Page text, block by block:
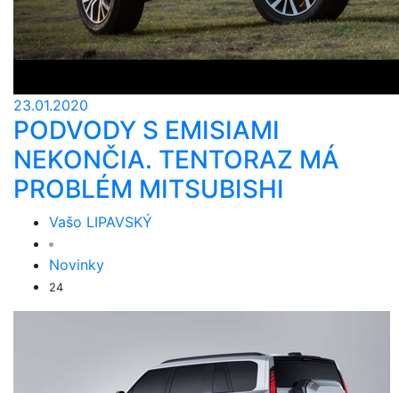
23.01.2020
PODVODY S EMISIAMI
NEKONČIA. TENTORAZ MÁ
PROBLÉM MITSUBISHI
Vašo LIPAVSKÝ
Novinky
24